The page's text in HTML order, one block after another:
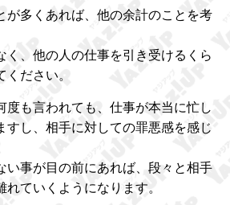
が多くあれば、他の余計のことを考
く、他の人の仕事を引き受けるくら
ださい。
度も言われても、仕事が本当に忙し
すし、相手に対しての罪悪感を感じ
い事が目の前にあれば、段々と相手
ていくようになります。